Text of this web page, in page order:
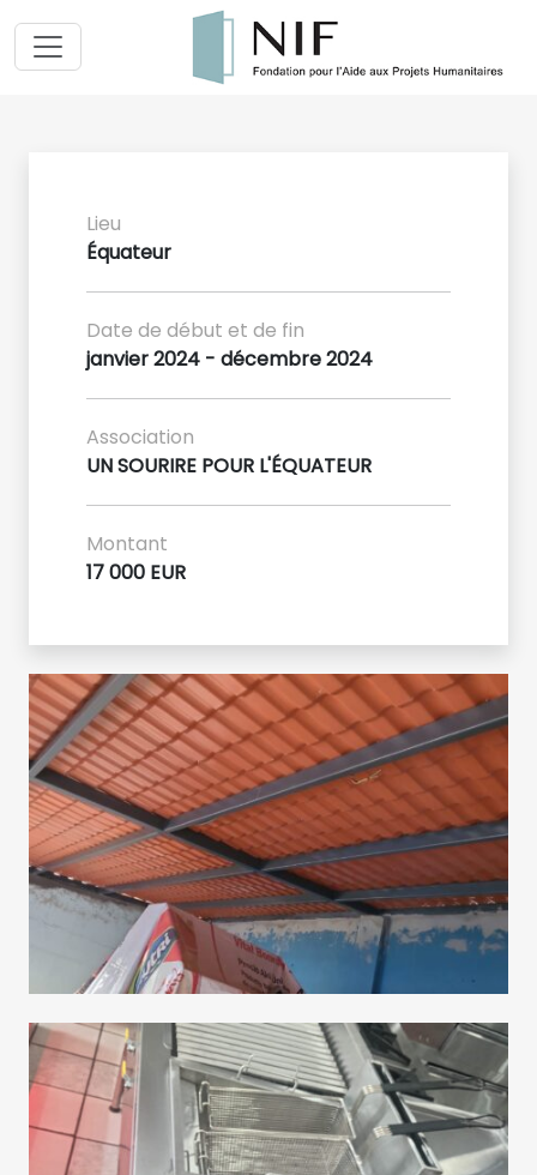
Lieu
Équateur
Date de début et de fin
janvier 2024 - décembre 2024
Association
UN SOURIRE POUR L'ÉQUATEUR
Montant
17 000 EUR